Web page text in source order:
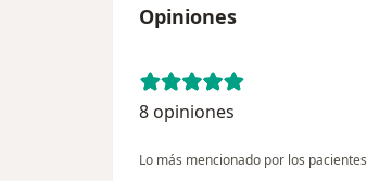
Opiniones
8 opiniones
Lo más mencionado por los pacientes